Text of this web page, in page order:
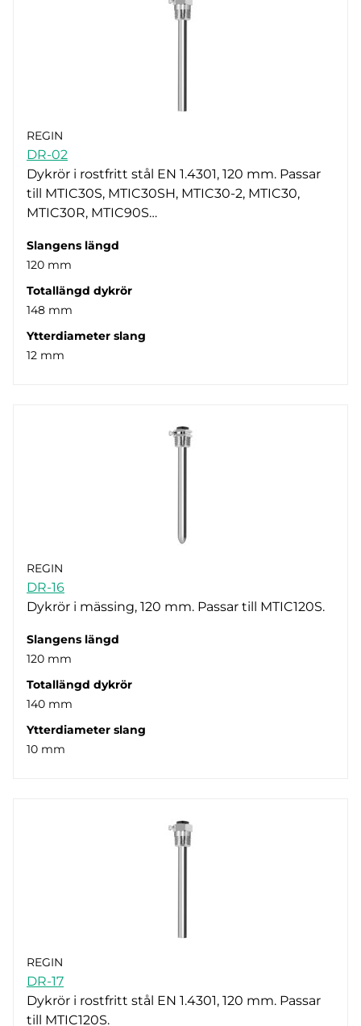
REGIN
DR-02
Dykrör i rostfritt stål EN 1.4301, 120 mm. Passar
till MTIC30S, MTIC30SH, MTIC30-2, MTIC30,
MTIC30R, MTIC90S…
Slangens längd
120 mm
Totallängd dykrör
148 mm
Ytterdiameter slang
12 mm
REGIN
DR-16
Dykrör i mässing, 120 mm. Passar till MTIC120S.
Slangens längd
120 mm
Totallängd dykrör
140 mm
Ytterdiameter slang
10 mm
REGIN
DR-17
Dykrör i rostfritt stål EN 1.4301, 120 mm. Passar
till MTIC120S.